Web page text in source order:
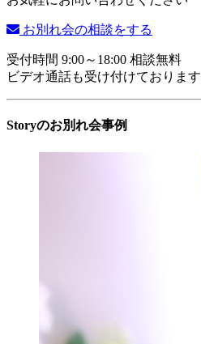
お別れ会の相談をする
受付時間 9:00～18:00 相談無料
ビデオ通話も受け付けております
Storyのお別れ会事例